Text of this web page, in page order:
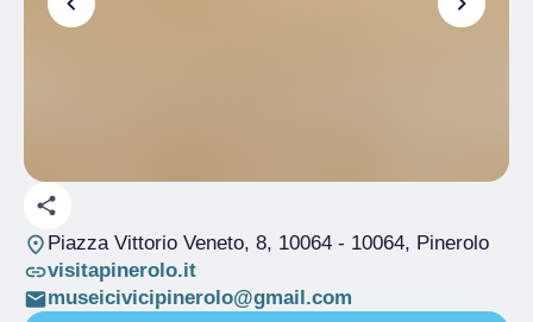
Piazza Vittorio Veneto, 8, 10064- 10064, Pinerolo
visitapinerolo.it
museicivicipinerolo@gmail.com